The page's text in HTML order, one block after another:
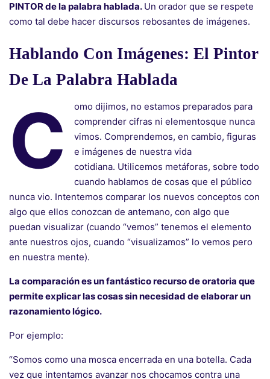
PINTOR de la palabra hablada. Un orador que se respete
como tal debe hacer discursos rebosantes de imágenes.
Hablando Con Imágenes: El Pintor
De La Palabra Hablada
C
omo dijimos, no estamos preparados para
comprender cifras ni elementosque nunca
vimos. Comprendemos, en cambio, figuras
e imágenes de nuestra vida
cotidiana. Utilicemos metáforas, sobre todo
cuando hablamos de cosas que el público
nunca vio. Intentemos comparar los nuevos conceptos con
algo que ellos conozcan de antemano, con algo que
puedan visualizar (cuando “vemos” tenemos el elemento
ante nuestros ojos, cuando “visualizamos” lo vemos pero
en nuestra mente).
La comparación es un fantástico recurso de oratoria que
permite explicar las cosas sin necesidad de elaborar un
razonamiento lógico.
Por ejemplo:
“Somos como una mosca encerrada en una botella. Cada
vez que intentamos avanzar nos chocamos contra una